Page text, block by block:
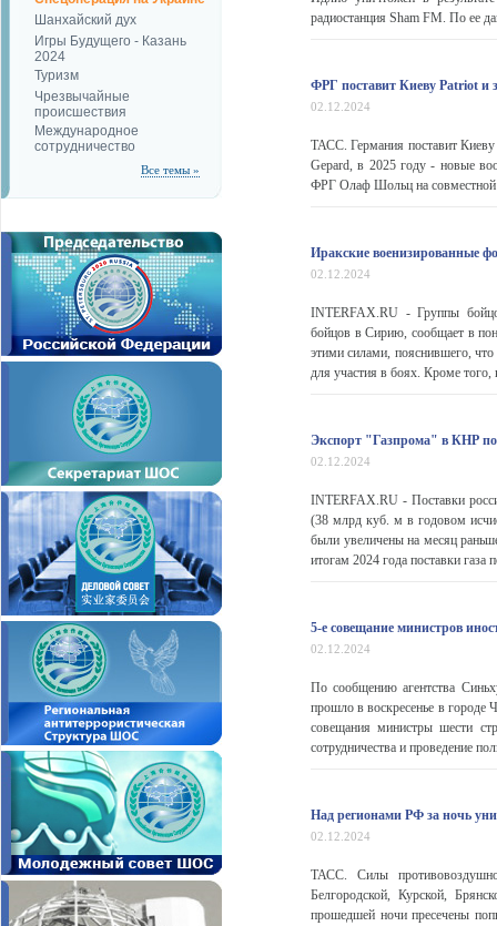
Шанхайский дух
Игры Будущего - Казань
2024
Туризм
Чрезвычайные
происшествия
Международное
сотрудничество
Все темы »
радиостанция Sham FM. По ее
ФРГ поставит Киеву Patriot и
02.12.2024
ТАСС. Германия поставит
Gepard, в 2025 году - новые
ФРГ Олаф Шольц на совместной
Иракские военизированные
02.12.2024
INTERFAX.RU - Группы
бойцов в Сирию, сообщает в
этими силами, пояснившего,
для участия в боях. Кроме того,
Экспорт "Газпрома" в КНР
02.12.2024
INTERFAX.RU - Поставки
(38 млрд куб. м в годовом
были увеличены на месяц
итогам 2024 года поставки
5-е совещание министров
02.12.2024
По сообщению агентства
прошло в воскресенье в
совещания министры шести
сотрудничества и проведение
Над регионами РФ за ночь
02.12.2024
ТАСС. Силы
Белгородской, Курской,
прошедшей ночи пресечены